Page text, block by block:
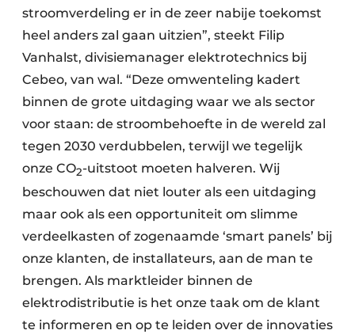
stroomverdeling er in de zeer nabije toekomst
heel anders zal gaan uitzien”, steekt Filip
Vanhalst, divisiemanager elektrotechnics bij
Cebeo, van wal. “Deze omwenteling kadert
binnen de grote uitdaging waar we als sector
voor staan: de stroombehoefte in de wereld zal
tegen 2030 verdubbelen, terwijl we tegelijk
onze CO2-uitstoot moeten halveren. Wij
beschouwen dat niet louter als een uitdaging
maar ook als een opportuniteit om slimme
verdeelkasten of zogenaamde ‘smart panels’ bij
onze klanten, de installateurs, aan de man te
brengen. Als marktleider binnen de
elektrodistributie is het onze taak om de klant
te informeren en op te leiden over de innovaties